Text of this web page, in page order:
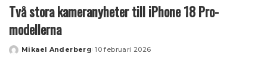
Två stora kameranyheter till iPhone 18 Pro-
modellerna
Posted
Mikael Anderberg 10 februari 2026